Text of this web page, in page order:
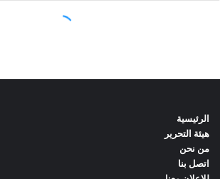
الرئيسية
هيئة التحرير
من نحن
اتصل بنا